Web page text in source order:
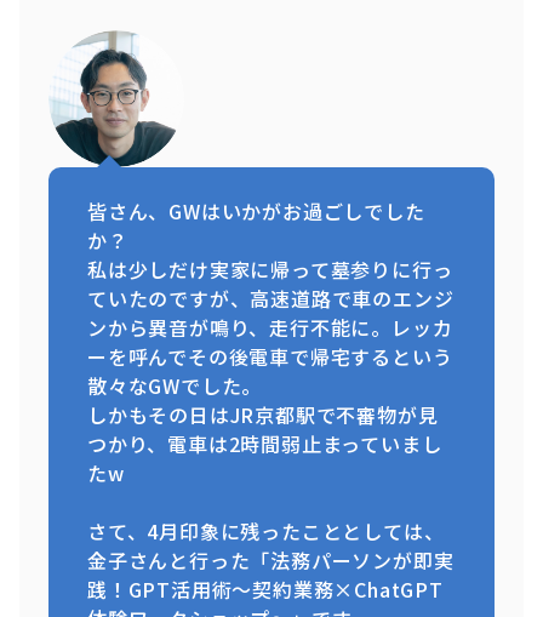
皆さん、GWはいかがお過ごしでした
か？
私は少しだけ実家に帰って墓参りに行っ
ていたのですが、高速道路で車のエンジ
ンから異音が鳴り、走行不能に。レッカ
ーを呼んでその後電車で帰宅するという
散々なGWでした。
しかもその日はJR京都駅で不審物が見
つかり、電車は2時間弱止まっていまし
たw
さて、4月印象に残ったこととしては、
金子さんと行った「法務パーソンが即実
践！GPT活用術～契約業務×ChatGPT